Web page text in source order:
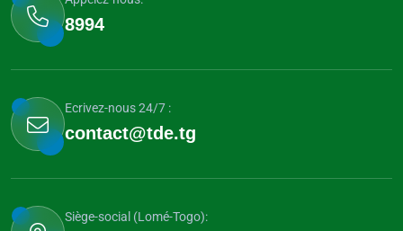
8994
Ecrivez-nous 24/7 :
contact@tde.tg
Siège-social (Lomé-Togo):